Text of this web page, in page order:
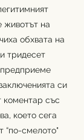
животът на
обхвата на
тридесет
предприеме
си
коментар със
което сега
“по-смелото"